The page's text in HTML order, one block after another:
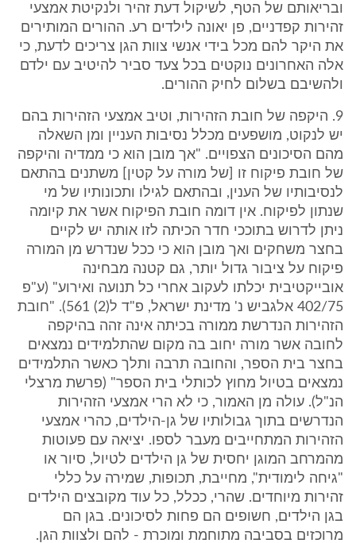
ובריאותם של הטף, לשיקול דעת זהיר ולנקיטת אמצעי
זהירות קפדניים, פן יאונה לילדים רע. ההורים המותירים
את היקר להם מכל בידי אנשי צוות הגן צריכים לדעת, כי
אלה האחרונים נוקטים בכל צעד סביר להיטיב עם ילדם
ולהשיבם בשלום לחיק ההורים.
9. היקפה של חובת הזהירות, וטיב אמצעי הזהירות בהם
יש לנקוט, מושפעים מכלל נסיבות העניין ומן השאלה
מהם הסיכונים הצפויים. "אך מובן הוא כי ממדיה והיקפה
של חובת פיקוח זו [של מורה על קטין] משתנים בהתאם
לנסיבותיו של הענין, ובהתאם לגילו ותכונותיו של מי
שנתון לפיקוח. אין דומה חובת הפיקוח אשר את קיומה
ניתן לדרוש בתוככי חדר הכיתה לזו אותה יש לקיים
בחצר משחקים ואך מובן הוא כי ככל שנדרש מן המורה
פיקוח על ציבור גדול יותר, גם קטנה מבחינה
אובייקטיבית יכלתו לעקוב אחרי כל תנועה ואירוע" (ע"פ
402/75 אלגביש נ' מדינת ישראל, פ"ד ל(2) 561). "חובת
הזהירות הנדרשת ממורה בכיתה אינה זהה בהיקפה
לחובה אשר מורה יחוב בה מקום שהתלמידים נמצאים
בחצר בית הספר, והחובה תרבה ותלך כאשר התלמידים
נמצאים בטיול מחוץ לכותלי בית הספר" (פרשת מרצלי
הנ"ל). עולה מן האמור, כי לא הרי אמצעי הזהירות
הנדרשים בתוך גבולותיו של גן-הילדים, כהרי אמצעי
הזהירות המתחייבים מעבר לספו. יציאה עם פעוטות
מהמרחב המוגן יחסית של גן הילדים לטיול, סיור או
"גיחה לימודית", מחייבת, תכופות, שמירה על כללי
זהירות מיוחדים. שהרי, ככלל, כל עוד מקובצים הילדים
בגן הילדים, חשופים הם פחות לסיכונים. בגן הם
מרוכזים בסביבה מתוחמת ומוכרת - להם ולצוות הגן.